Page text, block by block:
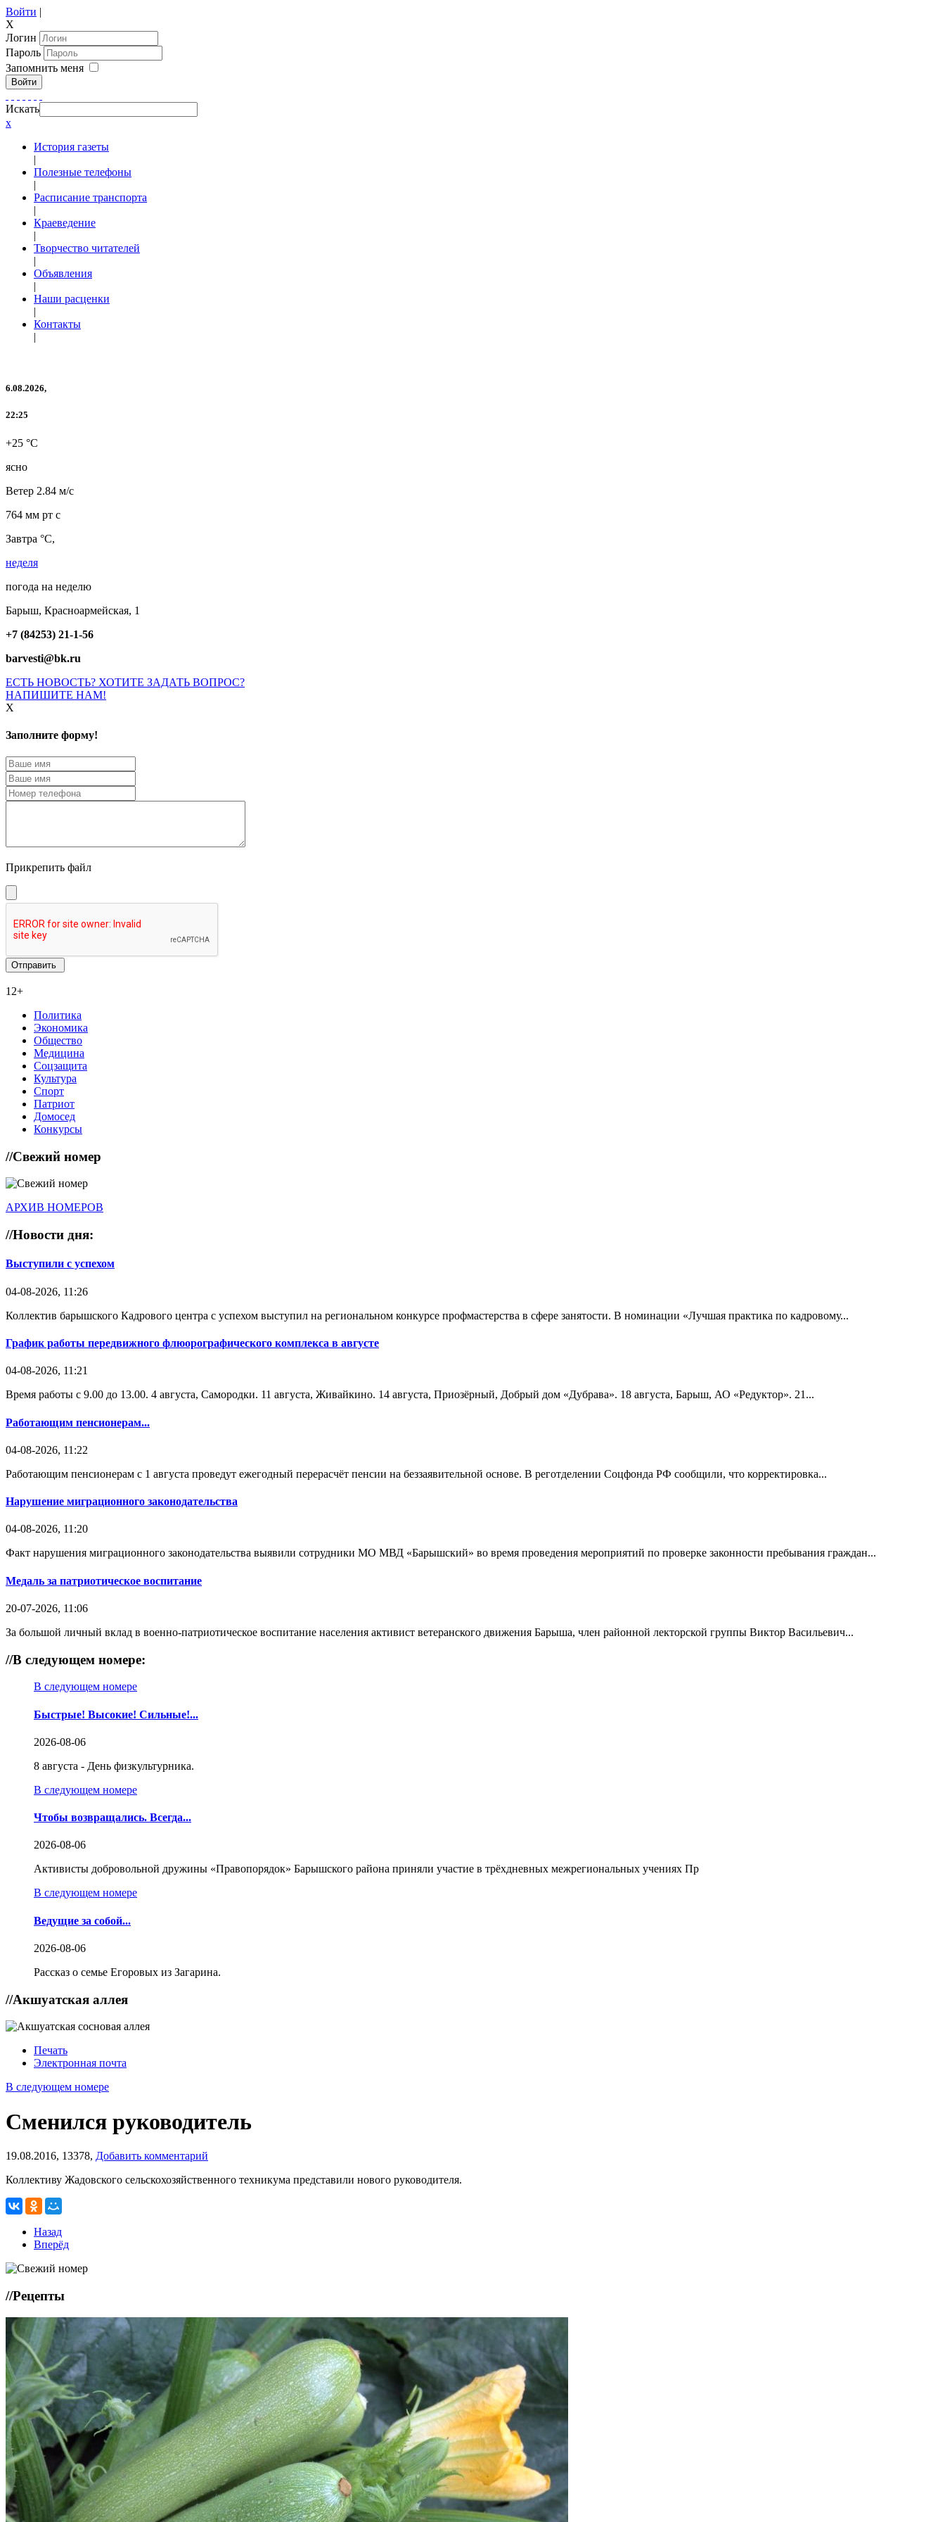
Войти |
X
Логин
Пароль
Запомнить меня
Войти
Искать
x
История газеты
|
Полезные телефоны
|
Расписание транспорта
|
Краеведение
|
Творчество читателей
|
Объявления
|
Наши расценки
|
Контакты
|
6.08.2026,
22:25
+25 °C
ясно
Ветер 2.84 м/с
764 мм рт с
Завтра °C,
неделя
погода на неделю
Барыш, Красноармейская, 1
+7 (84253) 21-1-56
barvesti@bk.ru
ЕСТЬ НОВОСТЬ? ХОТИТЕ ЗАДАТЬ ВОПРОС?
НАПИШИТЕ НАМ!
X
Заполните форму!
Прикрепить файл
12+
Политика
Экономика
Общество
Медицина
Соцзащита
Культура
Спорт
Патриот
Домосед
Конкурсы
//Свежий номер
АРХИВ НОМЕРОВ
//Новости дня:
Выступили с успехом
04-08-2026, 11:26
Коллектив барышского Кадрового центра с успехом выступил на региональном конкурсе профмастерства в сфере занятости. В номинации «Лучшая практика по кадровому...
График работы передвижного флюорографического комплекса в августе
04-08-2026, 11:21
Время работы с 9.00 до 13.00. 4 августа, Самородки. 11 августа, Живайкино. 14 августа, Приозёрный, Добрый дом «Дубрава». 18 августа, Барыш, АО «Редуктор». 21...
Работающим пенсионерам...
04-08-2026, 11:22
Работающим пенсионерам с 1 августа проведут ежегодный перерасчёт пенсии на беззаявительной основе. В реготделении Соцфонда РФ сообщили, что корректировка...
Нарушение миграционного законодательства
04-08-2026, 11:20
Факт нарушения миграционного законодательства выявили сотрудники МО МВД «Барышский» во время проведения мероприятий по проверке законности пребывания граждан...
Медаль за патриотическое воспитание
20-07-2026, 11:06
За большой личный вклад в военно-патриотическое воспитание населения активист ветеранского движения Барыша, член районной лекторской группы Виктор Васильевич...
//В следующем номере:
В следующем номере
Быстрые! Высокие! Сильные!...
2026-08-06
8 августа - День физкультурника.
В следующем номере
Чтобы возвращались. Всегда...
2026-08-06
Активисты добровольной дружины «Правопорядок» Барышского района приняли участие в трёхдневных межрегиональных учениях Пр
В следующем номере
Ведущие за собой...
2026-08-06
Рассказ о семье Егоровых из Загарина.
//Акшуатская аллея
Печать
Электронная почта
В следующем номере
Сменился руководитель
19.08.2016, 13378, Добавить комментарий
Коллективу Жадовского сельскохозяйственного техникума представили нового руководителя.
Назад
Вперёд
//Рецепты